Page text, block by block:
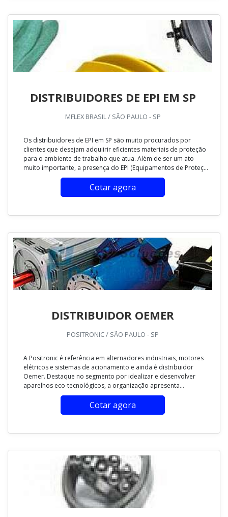
DISTRIBUIDORES DE EPI EM SP
MFLEX BRASIL / SÃO PAULO - SP
Os distribuidores de EPI em SP são muito procurados por
clientes que desejam adquiirir eficientes materiais de proteção
para o ambiente de trabalho que atua. Além de ser um ato
muito importante, a presença do EPI (Equipamentos de Proteç...
Cotar agora
DISTRIBUIDOR OEMER
POSITRONIC / SÃO PAULO - SP
A Positronic é referência em alternadores industriais, motores
elétricos e sistemas de acionamento e ainda é distribuidor
Oemer. Destaque no segmento por idealizar e desenvolver
aparelhos eco-tecnológicos, a organização apresenta...
Cotar agora